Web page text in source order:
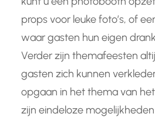
props voor leuke foto’s, of
waar gasten hun eigen
Verder zijn themafeesten
gasten zich kunnen
opgaan in het thema van
zijn eindeloze